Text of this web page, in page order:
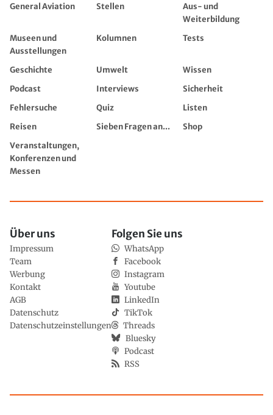
General Aviation
Stellen
Aus- und
Weiterbildung
Museen und
Ausstellungen
Kolumnen Tests
Geschichte Umwelt
Wissen
Podcast
Interviews
Sicherheit
Fehlersuche
Quiz
Listen
Reisen
Sieben Fragen an...
Shop
Veranstaltungen,
Konferenzen und
Messen
Über uns
Impressum
Team
Werbung
Kontakt
AGB
Datenschutz
Datenschutzeinstellungen
Folgen Sie uns
WhatsApp
Facebook
Instagram
Youtube
LinkedIn
TikTok
Threads
Bluesky
Podcast
RSS